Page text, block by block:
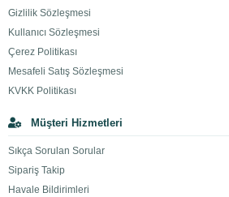
Gizlilik Sözleşmesi
Kullanıcı Sözleşmesi
Çerez Politikası
Mesafeli Satış Sözleşmesi
KVKK Politikası
Müşteri Hizmetleri
Sıkça Sorulan Sorular
Sipariş Takip
Havale Bildirimleri